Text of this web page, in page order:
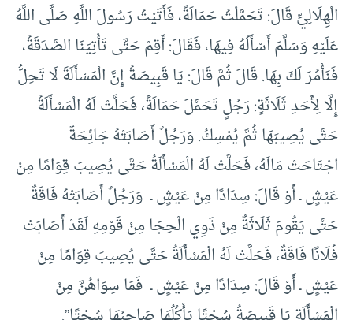
الْهِلَالِيِّ قَالَ: تَحَمَّلْتُ حَمَالَةً، فَأَتَيْتُ رَسُولَ اللَّهِ صَلَّى اللَّهُ
عَلَيْهِ وَسَلَّمَ أَسْأَلُهُ فِيهَا، فَقَالَ: أَقِمْ حَتَّى تَأْتِيَنَا الصَّدَقَةُ،
فَنَأْمُرَ لَكَ بِهَا. قَالَ ثُمَّ قَالَ: يَا قَبِيصَةُ إِنَّ الْمَسْأَلَةَ لَا تَحِلُّ
إِلَّا لِأَحَدِ ثَلَاثَةٍ: رَجُلٍ تَحَمَّلَ حَمَالَةً، فَحَلَّتْ لَهُ الْمَسْأَلَةُ
حَتَّى يُصِيبَهَا ثُمَّ يُمْسِكُ. وَرَجُلٌ أَصَابَتْهُ جَائِحَةٌ
اجْتَاحَتْ مَالَهُ، فَحَلَّتْ لَهُ الْمَسْأَلَةُ حَتَّى يُصِيبَ قِوَامًا مِنْ
عَيْشٍ ـ أَوْ قَالَ: سِدَادًا مِنْ عَيْشٍ ـ وَرَجُلٌ أَصَابَتْهُ فَاقَةٌ
حَتَّى يَقُومَ ثَلَاثَةٌ مِنْ ذَوِي الْحِجَا مِنْ قَوْمِهِ لَقَدْ أَصَابَتْ
فُلَانًا فَاقَةٌ، فَحَلَّتْ لَهُ الْمَسْأَلَةُ حَتَّى يُصِيبَ قِوَامًا مِنْ
عَيْشٍ ـ أَوْ قَالَ: سِدَادًا مِنْ عَيْشٍ ـ فَمَا سِوَاهُنَّ مِنْ